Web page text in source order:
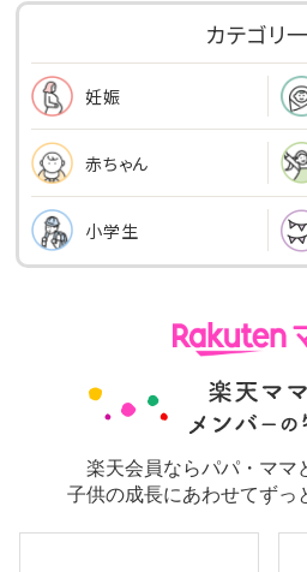
カテゴリ
妊娠
赤ちゃん
小学生
楽天会員ならパパ・ママ
子供の成長にあわせてずっ